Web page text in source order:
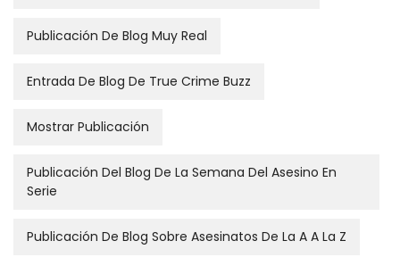
Publicación De Blog Muy Real
Entrada De Blog De True Crime Buzz
Mostrar Publicación
Publicación Del Blog De La Semana Del Asesino En
Serie
Publicación De Blog Sobre Asesinatos De La A A La Z